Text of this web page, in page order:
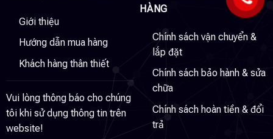
Giới thiệu
Hướng dẫn mua hàng
Khách hàng thân thiết
Vui lòng thông báo cho chúng
tôi khi sử dụng thông tin trên
website!
HÀNG
Chính sách vận chuyển &
lắp đặt
Chính sách bảo hành & sửa
chữa
Chính sách hoàn tiền & đổi
trả